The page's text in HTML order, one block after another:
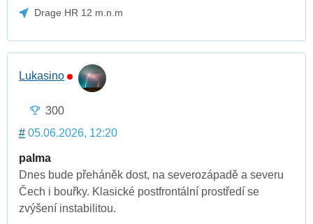
Drage HR 12 m.n.m
Lukasino
300
# 05.06.2026, 12:20
palma
Dnes bude přeháněk dost, na severozápadě a severu
Čech i bouřky. Klasické postfrontální prostředí se
zvýšení instabilitou.